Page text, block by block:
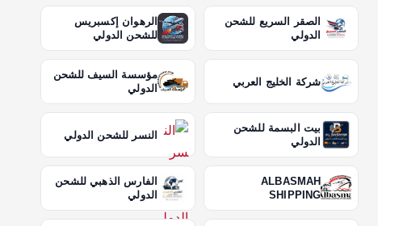
الصقر السريع للشحن
الدولي
الرهوان إكسبريس
للشحن الدولي
شركة الخليج العربي
مؤسسة السيف للشحن
الدولي
بيت البسمة للشحن
الدولي
النسر للشحن الدولي
ALBASMAH
SHIPPING
الفارس الذهبي للشحن
الدولي